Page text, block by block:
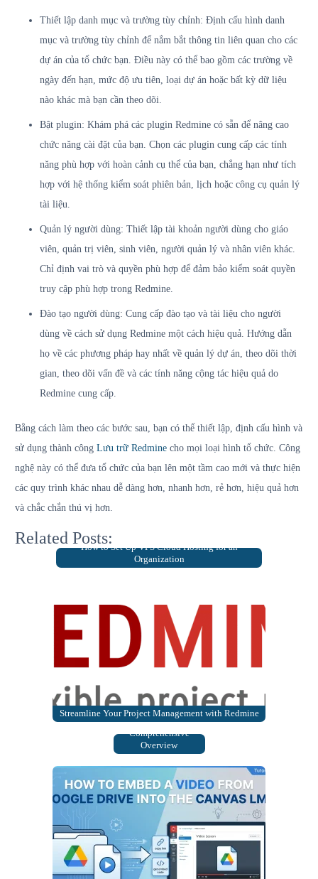
Thiết lập danh mục và trường tùy chỉnh: Định cấu hình danh
mục và trường tùy chỉnh để nắm bắt thông tin liên quan cho các
dự án của tổ chức bạn. Điều này có thể bao gồm các trường về
ngày đến hạn, mức độ ưu tiên, loại dự án hoặc bất kỳ dữ liệu
nào khác mà bạn cần theo dõi.
Bật plugin: Khám phá các plugin Redmine có sẵn để nâng cao
chức năng cài đặt của bạn. Chọn các plugin cung cấp các tính
năng phù hợp với hoàn cảnh cụ thể của bạn, chẳng hạn như tích
hợp với hệ thống kiểm soát phiên bản, lịch hoặc công cụ quản lý
tài liệu.
Quản lý người dùng: Thiết lập tài khoản người dùng cho giáo
viên, quản trị viên, sinh viên, người quản lý và nhân viên khác.
Chỉ định vai trò và quyền phù hợp để đảm bảo kiểm soát quyền
truy cập phù hợp trong Redmine.
Đào tạo người dùng: Cung cấp đào tạo và tài liệu cho người
dùng về cách sử dụng Redmine một cách hiệu quả. Hướng dẫn
họ về các phương pháp hay nhất về quản lý dự án, theo dõi thời
gian, theo dõi vấn đề và các tính năng cộng tác hiệu quả do
Redmine cung cấp.
Bằng cách làm theo các bước sau, bạn có thể thiết lập, định cấu hình và
sử dụng thành công Lưu trữ Redmine cho mọi loại hình tổ chức. Công
nghệ này có thể đưa tổ chức của bạn lên một tầm cao mới và thực hiện
các quy trình khác nhau dễ dàng hơn, nhanh hơn, rẻ hơn, hiệu quả hơn
và chắc chắn thú vị hơn.
Related Posts:How to Set Up VPS Cloud Hosting for an
Organization
Streamline Your Project Management with Redmine
Understanding
Dedicated Servers: A
Comprehensive
Overview